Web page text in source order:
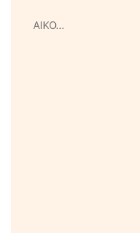
AIKO…